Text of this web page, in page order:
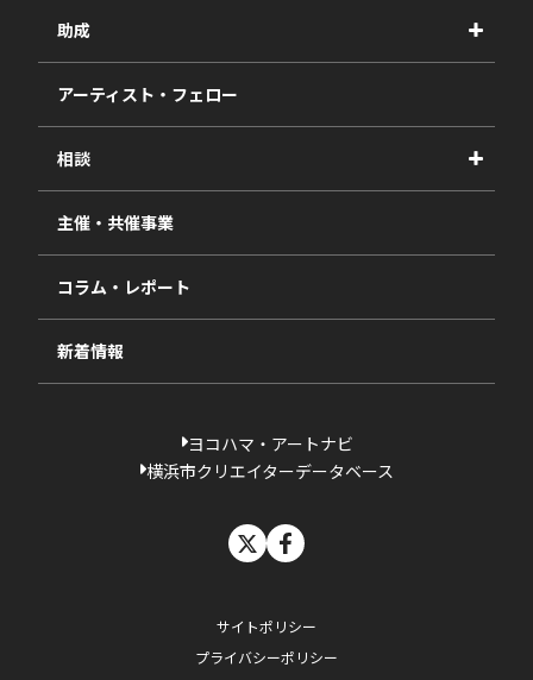
事業紹介
事業報告書
助成
2027年度
2026年度
2025年度
2024年度
2023年度
過去の採択一覧
アーティスト・フェロー
相談
視察・ヒアリング・研究
相談依頼フォーム
主催・共催事業
コラム・レポート
新着情報
ヨコハマ・アートナビ
横浜市クリエイターデータベース
サイトポリシー
プライバシーポリシー